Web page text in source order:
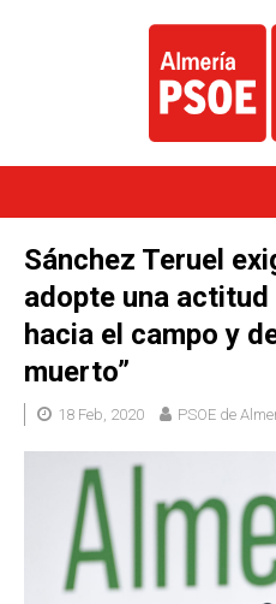
Sánchez Teruel
adopte una actitud
hacia el campo y
muerto”
18 Feb, 2020 PSOE de